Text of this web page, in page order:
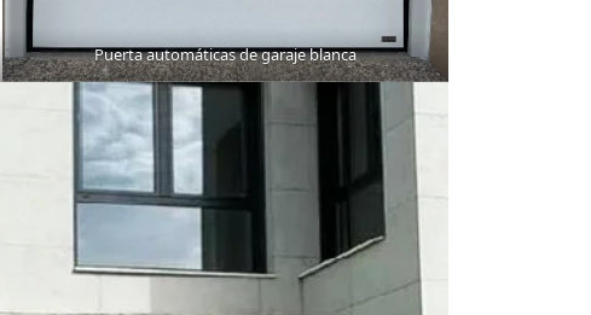
Puerta automáticas de garaje blanca